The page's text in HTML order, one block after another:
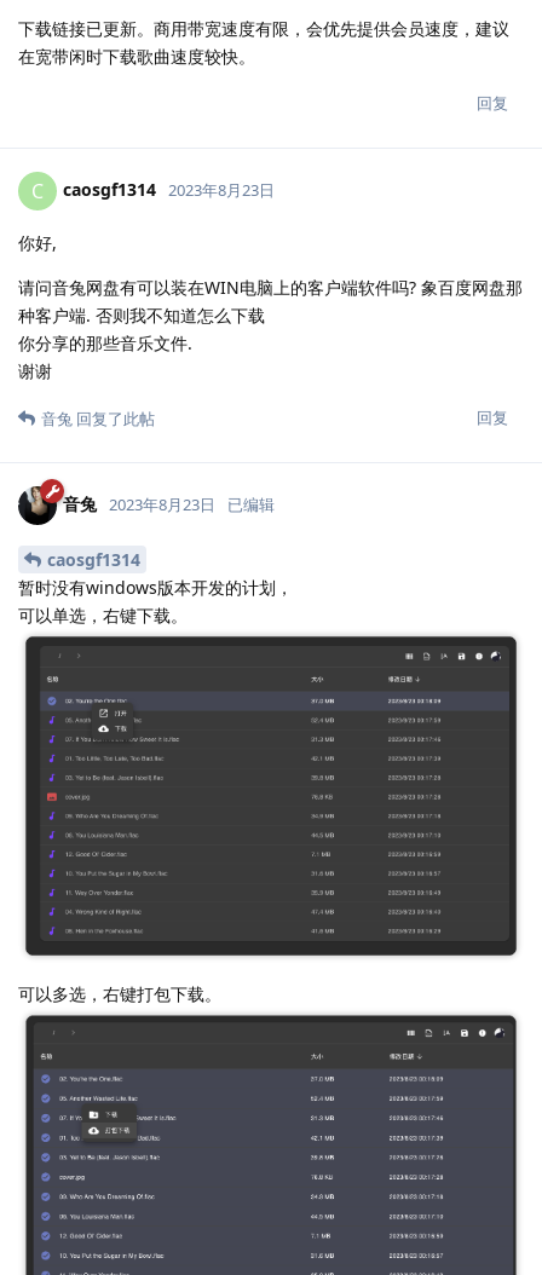
下载链接已更新。商用带宽速度有限，会优先提供会员速度，建议
在宽带闲时下载歌曲速度较快。
回复
C caosgf1314 2023年8月23日
你好,
请问音兔网盘有可以装在WIN电脑上的客户端软件吗? 象百度网盘那
种客户端. 否则我不知道怎么下载
你分享的那些音乐文件.
谢谢
回复
音兔 回复了此帖
音兔 2023年8月23日 已编辑
caosgf1314
暂时没有windows版本开发的计划，
可以单选，右键下载。
可以多选，右键打包下载。